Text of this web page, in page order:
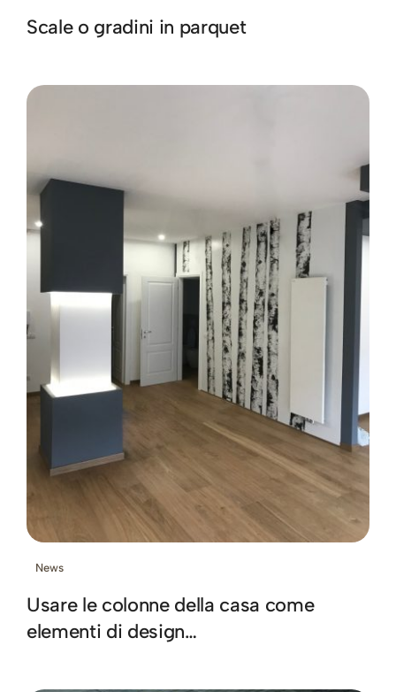
Scale o gradini in parquet
News
Usare le colonne della casa come
elementi di design…